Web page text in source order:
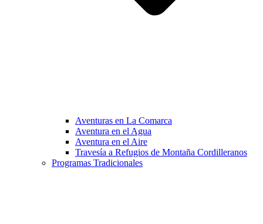
Aventuras en La Comarca
Aventura en el Agua
Aventura en el Aire
Travesía a Refugios de Montaña Cordilleranos
Programas Tradicionales